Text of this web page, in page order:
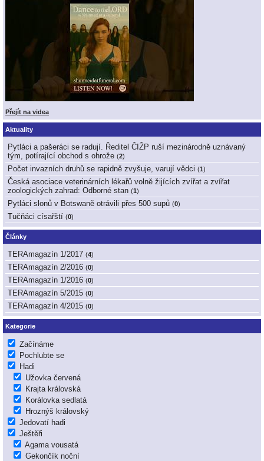
Přejít na videa
Aktuality
Pytláci a pašeráci se radují. Ředitel ČIŽP ruší mezinárodně uznávaný
tým, potírající obchod s ohrože (2)
Počet invazních druhů se rapidně zvyšuje, varují vědci (1)
Česká asociace veterinárních lékařů volně žijících zvířat a zvířat
zoologických zahrad: Odborné stan (1)
Pytláci slonů v Botswaně otrávili přes 500 supů (0)
Tučňáci císařští (0)
Články
TERAmagazín 1/2017 (4)
TERAmagazín 2/2016 (0)
TERAmagazín 1/2016 (0)
TERAmagazín 5/2015 (0)
TERAmagazín 4/2015 (0)
Kategorie
Začínáme
Pochlubte se
Hadi
Užovka červená
Krajta královská
Korálovka sedlatá
Hroznýš královský
Jedovatí hadi
Ještěři
Agama vousatá
Gekončík noční